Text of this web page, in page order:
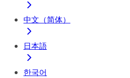
中文（简体）
日本語
한국어